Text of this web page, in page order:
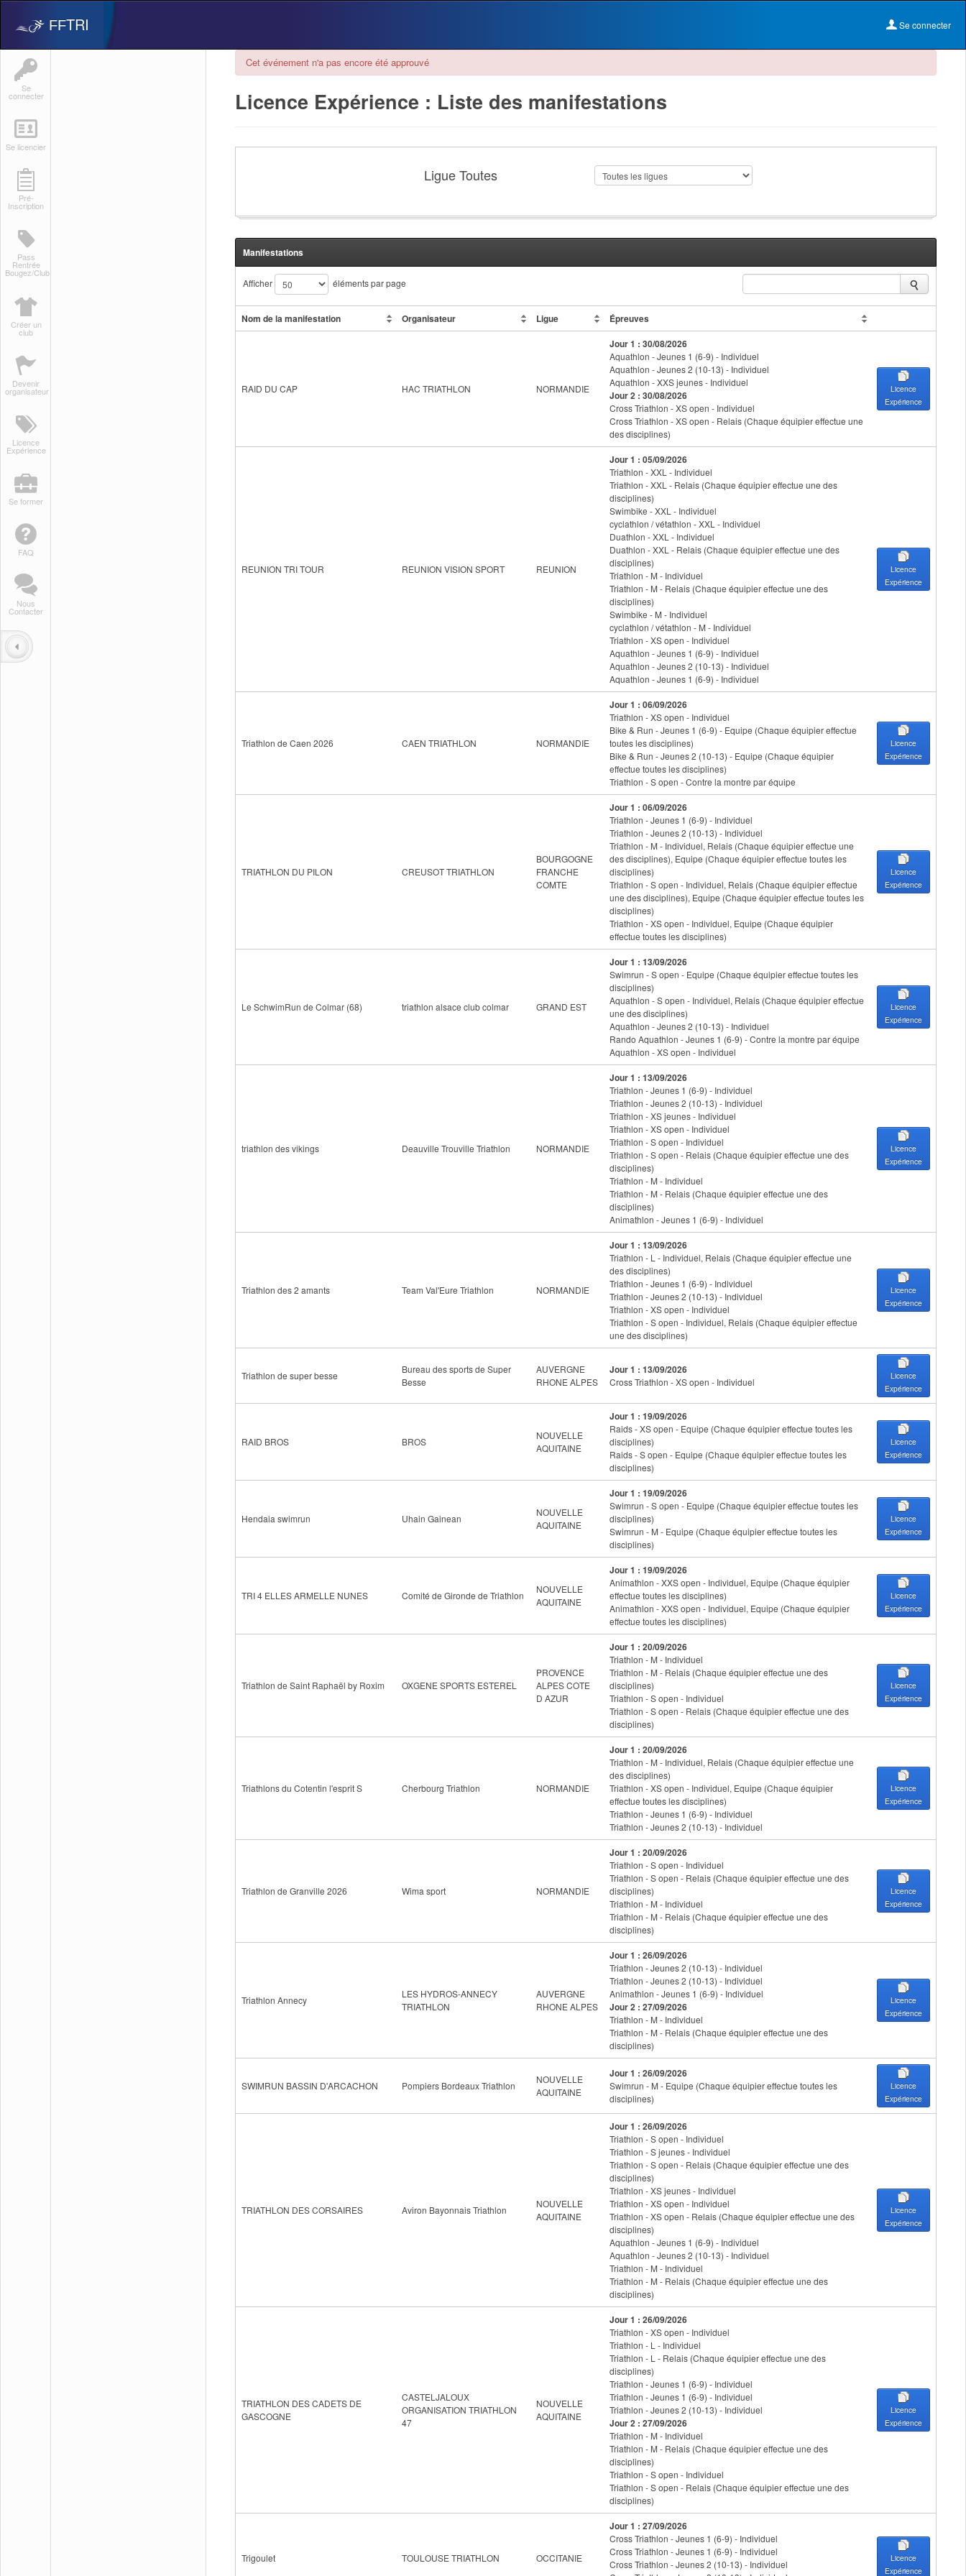
FFTRI Se connecter
Se
connecter
Se licencier
Pré-
Inscription
Pass
Rentrée
Bougez/Club
Créer un
club
Devenir
organisateur
Licence
Expérience
Se former
FAQ
Nous
Contacter
Cet événement n'a pas encore été approuvé
Licence Expérience : Liste des manifestations
Ligue Toutes
Manifestations
Afficher éléments par page
Nom de la manifestation Organisateur Ligue Épreuves
RAID DU CAP HAC TRIATHLON NORMANDIE
Jour 1 : 30/08/2026
Aquathlon - Jeunes 1 (6-9) - Individuel
Aquathlon - Jeunes 2 (10-13) - Individuel
Aquathlon - XXS jeunes - Individuel
Jour 2 : 30/08/2026
Cross Triathlon - XS open - Individuel
Cross Triathlon - XS open - Relais (Chaque équipier effectue une
des disciplines)
Licence
Expérience
REUNION TRI TOUR REUNION VISION SPORT REUNION
Jour 1 : 05/09/2026
Triathlon - XXL - Individuel
Triathlon - XXL - Relais (Chaque équipier effectue une des
disciplines)
Swimbike - XXL - Individuel
cyclathlon / vétathlon - XXL - Individuel
Duathlon - XXL - Individuel
Duathlon - XXL - Relais (Chaque équipier effectue une des
disciplines)
Triathlon - M - Individuel
Triathlon - M - Relais (Chaque équipier effectue une des
disciplines)
Swimbike - M - Individuel
cyclathlon / vétathlon - M - Individuel
Triathlon - XS open - Individuel
Aquathlon - Jeunes 1 (6-9) - Individuel
Aquathlon - Jeunes 2 (10-13) - Individuel
Aquathlon - Jeunes 1 (6-9) - Individuel
Licence
Expérience
Triathlon de Caen 2026 CAEN TRIATHLON NORMANDIE
Jour 1 : 06/09/2026
Triathlon - XS open - Individuel
Bike & Run - Jeunes 1 (6-9) - Equipe (Chaque équipier effectue
toutes les disciplines)
Bike & Run - Jeunes 2 (10-13) - Equipe (Chaque équipier
effectue toutes les disciplines)
Triathlon - S open - Contre la montre par équipe
Licence
Expérience
TRIATHLON DU PILON CREUSOT TRIATHLON
BOURGOGNE
FRANCHE
COMTE
Jour 1 : 06/09/2026
Triathlon - Jeunes 1 (6-9) - Individuel
Triathlon - Jeunes 2 (10-13) - Individuel
Triathlon - M - Individuel, Relais (Chaque équipier effectue une
des disciplines), Equipe (Chaque équipier effectue toutes les
disciplines)
Triathlon - S open - Individuel, Relais (Chaque équipier effectue
une des disciplines), Equipe (Chaque équipier effectue toutes les
disciplines)
Triathlon - XS open - Individuel, Equipe (Chaque équipier
effectue toutes les disciplines)
Licence
Expérience
Le SchwimRun de Colmar (68) triathlon alsace club colmar GRAND EST
Jour 1 : 13/09/2026
Swimrun - S open - Equipe (Chaque équipier effectue toutes les
disciplines)
Aquathlon - S open - Individuel, Relais (Chaque équipier effectue
une des disciplines)
Aquathlon - Jeunes 2 (10-13) - Individuel
Rando Aquathlon - Jeunes 1 (6-9) - Contre la montre par équipe
Aquathlon - XS open - Individuel
Licence
Expérience
triathlon des vikings Deauville Trouville Triathlon NORMANDIE
Jour 1 : 13/09/2026
Triathlon - Jeunes 1 (6-9) - Individuel
Triathlon - Jeunes 2 (10-13) - Individuel
Triathlon - XS jeunes - Individuel
Triathlon - XS open - Individuel
Triathlon - S open - Individuel
Triathlon - S open - Relais (Chaque équipier effectue une des
disciplines)
Triathlon - M - Individuel
Triathlon - M - Relais (Chaque équipier effectue une des
disciplines)
Animathlon - Jeunes 1 (6-9) - Individuel
Licence
Expérience
Triathlon des 2 amants Team Val'Eure Triathlon NORMANDIE
Jour 1 : 13/09/2026
Triathlon - L - Individuel, Relais (Chaque équipier effectue une
des disciplines)
Triathlon - Jeunes 1 (6-9) - Individuel
Triathlon - Jeunes 2 (10-13) - Individuel
Triathlon - XS open - Individuel
Triathlon - S open - Individuel, Relais (Chaque équipier effectue
une des disciplines)
Licence
Expérience
Triathlon de super besse
Bureau des sports de Super
Besse
AUVERGNE
RHONE ALPES
Jour 1 : 13/09/2026
Cross Triathlon - XS open - Individuel
Licence
Expérience
RAID BROS BROS
NOUVELLE
AQUITAINE
Jour 1 : 19/09/2026
Raids - XS open - Equipe (Chaque équipier effectue toutes les
disciplines)
Raids - S open - Equipe (Chaque équipier effectue toutes les
disciplines)
Licence
Expérience
Hendaia swimrun Uhain Gainean
NOUVELLE
AQUITAINE
Jour 1 : 19/09/2026
Swimrun - S open - Equipe (Chaque équipier effectue toutes les
disciplines)
Swimrun - M - Equipe (Chaque équipier effectue toutes les
disciplines)
Licence
Expérience
TRI 4 ELLES ARMELLE NUNES Comité de Gironde de Triathlon
NOUVELLE
AQUITAINE
Jour 1 : 19/09/2026
Animathlon - XXS open - Individuel, Equipe (Chaque équipier
effectue toutes les disciplines)
Animathlon - XXS open - Individuel, Equipe (Chaque équipier
effectue toutes les disciplines)
Licence
Expérience
Triathlon de Saint Raphaël by Roxim OXGENE SPORTS ESTEREL
PROVENCE
ALPES COTE
D AZUR
Jour 1 : 20/09/2026
Triathlon - M - Individuel
Triathlon - M - Relais (Chaque équipier effectue une des
disciplines)
Triathlon - S open - Individuel
Triathlon - S open - Relais (Chaque équipier effectue une des
disciplines)
Licence
Expérience
Triathlons du Cotentin l'esprit S Cherbourg Triathlon NORMANDIE
Jour 1 : 20/09/2026
Triathlon - M - Individuel, Relais (Chaque équipier effectue une
des disciplines)
Triathlon - XS open - Individuel, Equipe (Chaque équipier
effectue toutes les disciplines)
Triathlon - Jeunes 1 (6-9) - Individuel
Triathlon - Jeunes 2 (10-13) - Individuel
Licence
Expérience
Triathlon de Granville 2026 Wima sport NORMANDIE
Jour 1 : 20/09/2026
Triathlon - S open - Individuel
Triathlon - S open - Relais (Chaque équipier effectue une des
disciplines)
Triathlon - M - Individuel
Triathlon - M - Relais (Chaque équipier effectue une des
disciplines)
Licence
Expérience
Triathlon Annecy
LES HYDROS-ANNECY
TRIATHLON
AUVERGNE
RHONE ALPES
Jour 1 : 26/09/2026
Triathlon - Jeunes 2 (10-13) - Individuel
Triathlon - Jeunes 2 (10-13) - Individuel
Animathlon - Jeunes 1 (6-9) - Individuel
Jour 2 : 27/09/2026
Triathlon - M - Individuel
Triathlon - M - Relais (Chaque équipier effectue une des
disciplines)
Licence
Expérience
SWIMRUN BASSIN D'ARCACHON Pompiers Bordeaux Triathlon
NOUVELLE
AQUITAINE
Jour 1 : 26/09/2026
Swimrun - M - Equipe (Chaque équipier effectue toutes les
disciplines)
Licence
Expérience
TRIATHLON DES CORSAIRES Aviron Bayonnais Triathlon
NOUVELLE
AQUITAINE
Jour 1 : 26/09/2026
Triathlon - S open - Individuel
Triathlon - S jeunes - Individuel
Triathlon - S open - Relais (Chaque équipier effectue une des
disciplines)
Triathlon - XS jeunes - Individuel
Triathlon - XS open - Individuel
Triathlon - XS open - Relais (Chaque équipier effectue une des
disciplines)
Aquathlon - Jeunes 1 (6-9) - Individuel
Aquathlon - Jeunes 2 (10-13) - Individuel
Triathlon - M - Individuel
Triathlon - M - Relais (Chaque équipier effectue une des
disciplines)
Licence
Expérience
TRIATHLON DES CADETS DE
GASCOGNE
CASTELJALOUX
ORGANISATION TRIATHLON
47
NOUVELLE
AQUITAINE
Jour 1 : 26/09/2026
Triathlon - XS open - Individuel
Triathlon - L - Individuel
Triathlon - L - Relais (Chaque équipier effectue une des
disciplines)
Triathlon - Jeunes 1 (6-9) - Individuel
Triathlon - Jeunes 1 (6-9) - Individuel
Triathlon - Jeunes 2 (10-13) - Individuel
Jour 2 : 27/09/2026
Triathlon - M - Individuel
Triathlon - M - Relais (Chaque équipier effectue une des
disciplines)
Triathlon - S open - Individuel
Triathlon - S open - Relais (Chaque équipier effectue une des
disciplines)
Licence
Expérience
Trigoulet TOULOUSE TRIATHLON OCCITANIE
Jour 1 : 27/09/2026
Cross Triathlon - Jeunes 1 (6-9) - Individuel
Cross Triathlon - Jeunes 1 (6-9) - Individuel
Cross Triathlon - Jeunes 2 (10-13) - Individuel
Licence
Expérience